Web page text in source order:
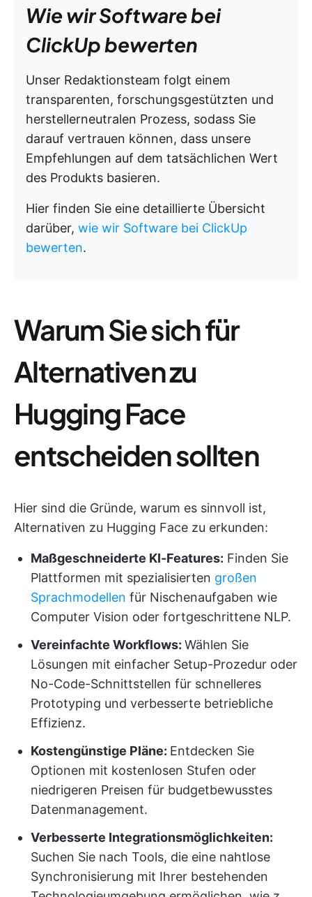
Wie wir Software bei
ClickUp bewerten
Unser Redaktionsteam folgt einem
transparenten, forschungsgestützten und
herstellerneutralen Prozess, sodass Sie
darauf vertrauen können, dass unsere
Empfehlungen auf dem tatsächlichen Wert
des Produkts basieren.
Hier finden Sie eine detaillierte Übersicht
darüber, wie wir Software bei ClickUp
bewerten.
Warum Sie sich für
Alternativen zu
Hugging Face
entscheiden sollten
Hier sind die Gründe, warum es sinnvoll ist,
Alternativen zu Hugging Face zu erkunden:
Maßgeschneiderte KI-Features: Finden Sie
Plattformen mit spezialisierten großen
Sprachmodellen für Nischenaufgaben wie
Computer Vision oder fortgeschrittene NLP.
Vereinfachte Workflows: Wählen Sie
Lösungen mit einfacher Setup-Prozedur oder
No-Code-Schnittstellen für schnelleres
Prototyping und verbesserte betriebliche
Effizienz.
Kostengünstige Pläne: Entdecken Sie
Optionen mit kostenlosen Stufen oder
niedrigeren Preisen für budgetbewusstes
Datenmanagement.
Verbesserte Integrationsmöglichkeiten:
Suchen Sie nach Tools, die eine nahtlose
Synchronisierung mit Ihrer bestehenden